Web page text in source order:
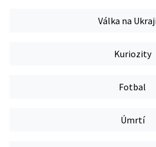
Válka na
Kuriozity
Fotbal
Úmrtí